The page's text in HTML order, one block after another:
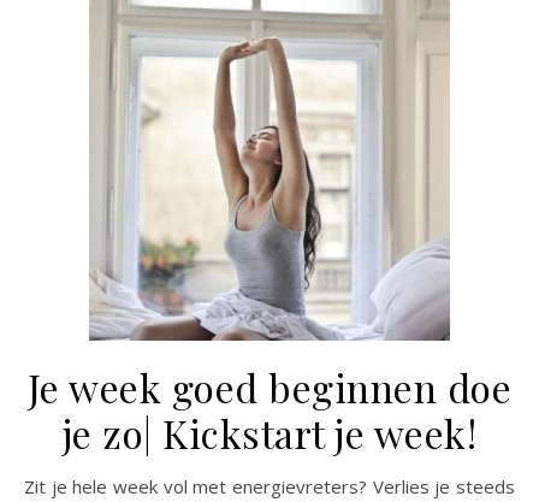
Je week goed beginnen doe
je zo| Kickstart je week!
Zit je hele week vol met energievreters? Verlies je steeds